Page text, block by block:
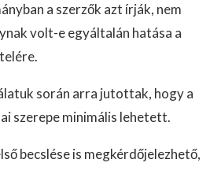
a szerzők azt írják, nem
volt-e egyáltalán hatása a
során arra jutottak, hogy a
szerepe minimális lehetett.
becslése is megkérdőjelezhető,